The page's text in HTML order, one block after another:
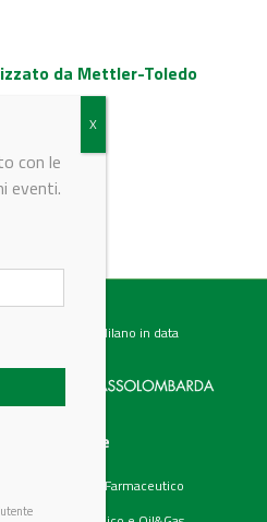
da Mettler-Toledo
il Tribunale di Milano in data
Categorie
Chimico e Farmaceutico
con le
eventi.